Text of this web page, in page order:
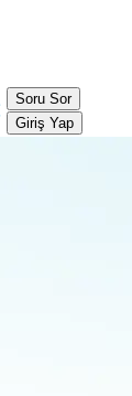
Soru Sor
Giriş Yap